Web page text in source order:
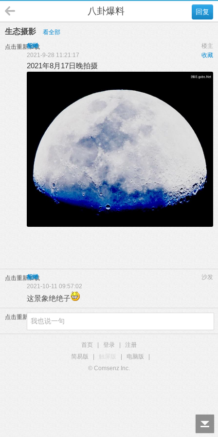
回复
八卦爆料
生态摄影 看全部
点击重新加载 楼主
貂蝉
收藏
2021-9-28 11:21:17
2021年8月17日晚拍摄
点击重新加载 沙发
貂蝉
2021-10-11 09:57:02
这景象绝绝子
点击重新加载
首页 登录
注册
简易版
触屏版 电脑版
© Comsenz Inc.